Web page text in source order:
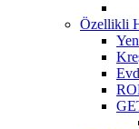
Özellikli